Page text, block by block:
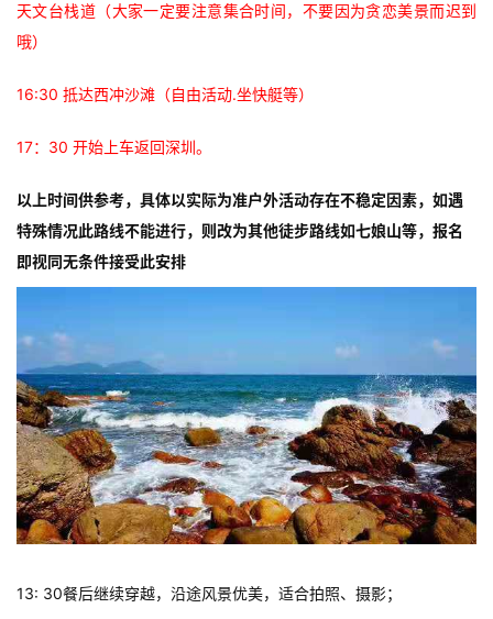
演出文娱
亲子活动
读书讲座
展览展会
户外活动
天文台栈道（大家一定要注意集合时间，不要因为贪恋美景而迟到
哦）
16:30 抵达西冲沙滩（自由活动.坐快艇等）
17：30 开始上车返回深圳。
以上时间供参考，具体以实际为准户外活动存在不稳定因素，如遇
特殊情况此路线不能进行，则改为其他徒步路线如七娘山等，报名
即视同无条件接受此安排
13: 30餐后继续穿越，沿途风景优美，适合拍照、摄影；